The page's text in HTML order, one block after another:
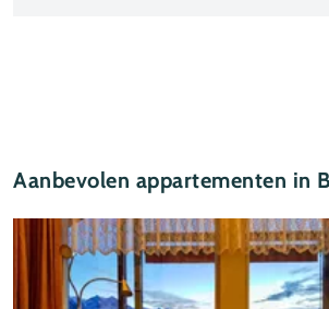
Aanbevolen appartementen in